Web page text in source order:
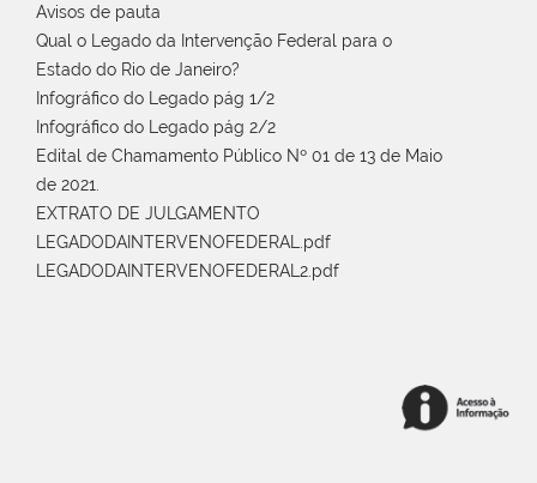
Avisos de pauta
Qual o Legado da Intervenção Federal para o
Estado do Rio de Janeiro?
Infográfico do Legado pág 1/2
Infográfico do Legado pág 2/2
Edital de Chamamento Público Nº 01 de 13 de Maio
de 2021.
EXTRATO DE JULGAMENTO
LEGADODAINTERVENOFEDERAL.pdf
LEGADODAINTERVENOFEDERAL2.pdf